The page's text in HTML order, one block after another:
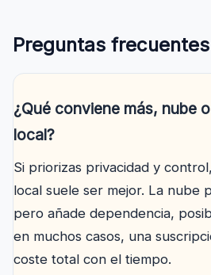
Preguntas frecuentes
¿Qué conviene más, nube
local?
Si priorizas privacidad y
local suele ser mejor. La nube
pero añade dependencia,
en muchos casos, una
coste total con el tiempo.